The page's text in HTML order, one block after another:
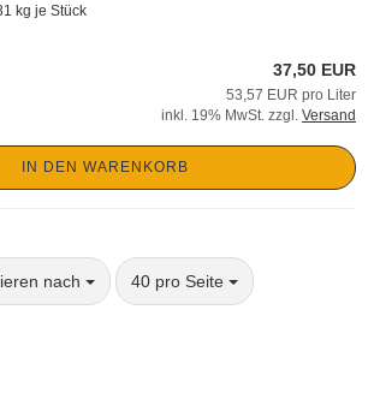
kg je Stück
37,50 EUR
53,57 EUR pro Liter
inkl. 19% MwSt. zzgl. Versand
IN DEN WARENKORB
nach
nach 40 pro Seite
pro Seite